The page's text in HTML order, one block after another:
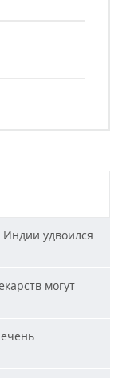
Индии удвоился
могут